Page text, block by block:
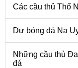
Các cầu thủ Thổ
Dự bóng đá Na
Những cầu thủ
đá